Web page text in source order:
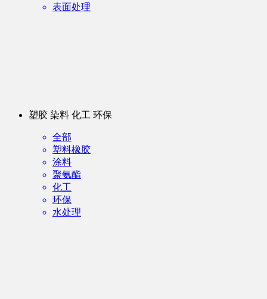
表面处理
塑胶 染料 化工 环保
全部
塑料橡胶
涂料
聚氨酯
化工
环保
水处理